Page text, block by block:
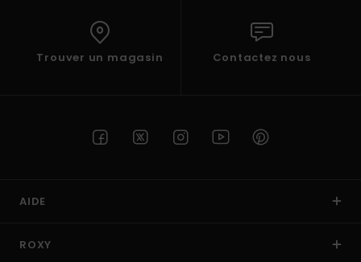
Trouver un magasin Contactez nous
AIDE
ROXY